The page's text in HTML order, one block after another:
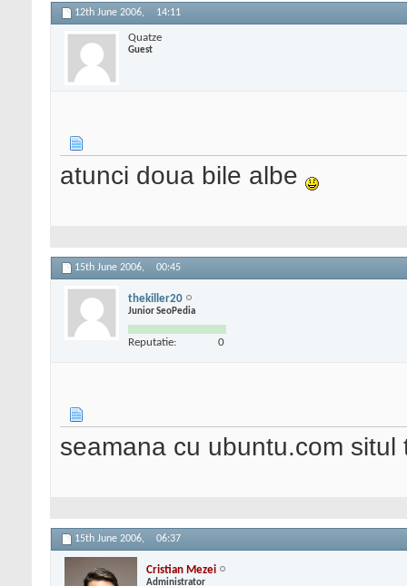
12th June 2006, 14:11
Quatze
Guest
atunci doua bile albe
15th June 2006, 00:45
thekiller20
Junior SeoPedia
Reputatie: 0
seamana cu ubuntu.com
15th June 2006, 06:37
Cristian Mezei
Administrator